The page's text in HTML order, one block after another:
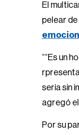
El
pelear
““Es un
seria sin
agregó
Por su